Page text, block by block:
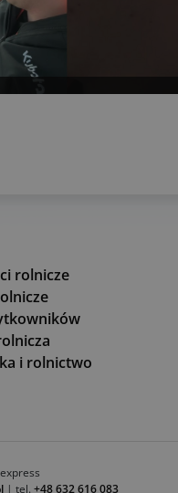
rolnicze
i rolnictwo
| tel. +48 632 616 083